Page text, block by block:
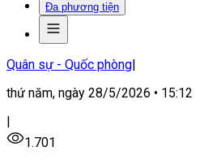
Đa phương tiện
Quân sự - Quốc phòng|
thứ năm, ngày 28/5/2026 • 15:12
|
1.701